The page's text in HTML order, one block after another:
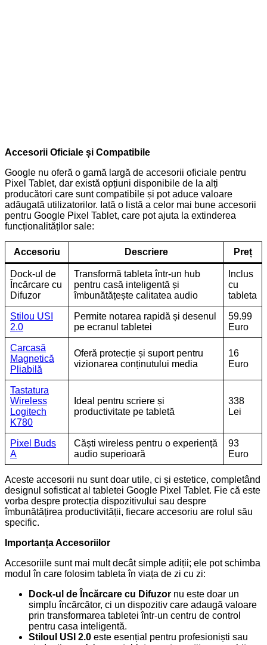
Accesorii Oficiale și Compatibile
Google nu oferă o gamă largă de accesorii oficiale pentru
Pixel Tablet, dar există opțiuni disponibile de la alți
producători care sunt compatibile și pot aduce valoare
adăugată utilizatorilor. Iată o listă a celor mai bune accesorii
pentru Google Pixel Tablet, care pot ajuta la extinderea
funcționalităților sale:
Accesoriu Descriere Preț
Dock-ul de
Încărcare cu
Difuzor
Transformă tableta într-un hub
pentru casă inteligentă și
îmbunătățește calitatea audio
Inclus
cu
tableta
Stil ou USI
2.0
Permite notarea rapidă și desenul
pe ecranul tabletei
59.99
Euro
Carcasă
Magnetică
Pliabilă
Oferă protecție și suport pentru
vizionarea conținutului media
16
Euro
Tastatura
Wireless
Logitech
K780
Ideal pentru scriere și
productivitate pe tabletă
338
Lei
Pixel Buds
A
Căști wireless pentru o experiență
audio superioară
93
Euro
Aceste accesorii nu sunt doar utile, ci și estetice, completând
designul sofisticat al tabletei Google Pixel Tablet. Fie că este
vorba despre protecția dispozitivului sau despre
îmbunătățirea productivității, fiecare accesoriu are rolul său
specific.
Importanța Accesoriilor
Accesoriile sunt mai mult decât simple adiții; ele pot schimba
modul în care folosim tableta în viața de zi cu zi:
Dock-ul de Încărcare cu Difuzor nu este doar un
simplu încărcător, ci un dispozitiv care adaugă valoare
prin transformarea tabletei într-un centru de control
pentru casa inteligentă.
Stiloul USI 2.0 este esențial pentru profesioniști sau